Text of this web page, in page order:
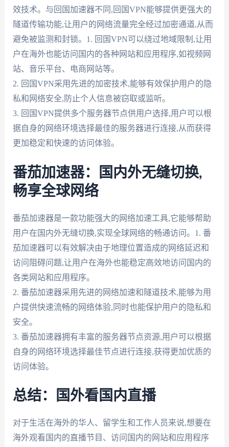
效技术。与回国加速器不同,回国VPN能够提供更强大的
隧道传输功能,让用户的网络流量完全经过加密通道,从而
避免被监测和封锁。1. 回国VPN可以绕过地域限制,让用
户在海外也能访问国内的各种网站和应用程序,如视频网
站、音乐平台、电商网站等。
2. 回国VPN采用先进的加密技术,能够有效保护用户的隐
私和网络安全,防止个人信息被窃取或监听。
3. 回国VPN提供多个服务器节点供用户选择,用户可以根
据自身的网络环境选择最佳的服务器进行连接,从而获得
更加稳定和快速的访问体验。
番茄加速器：国内外无缝切换,
畅享全球网络
番茄加速器是一款功能强大的网络加速工具,它能够帮助
用户在国内外无缝切换,实现全球网络的畅通访问。1. 番
茄加速器可以有效解决由于地理位置造成的网络延迟和
访问阻碍问题,让用户在海外也能稳定高效地访问国内的
各类网站和应用程序。
2. 番茄加速器采用先进的网络加速和隧道技术,能够为用
户提供快速流畅的网络体验,同时也能保护用户的隐私和
安全。
3. 番茄加速器拥有丰富的服务器节点资源,用户可以根据
自身的网络环境选择最佳节点进行连接,获得更加优质的
访问体验。
总结：国外看国内直播
对于生活在海外的华人、留学生和工作人员来说,想要在
海外观看国内的直播节目、访问国内的网站和应用程序